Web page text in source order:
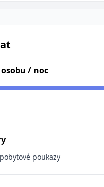
osobu / noc
poukazy